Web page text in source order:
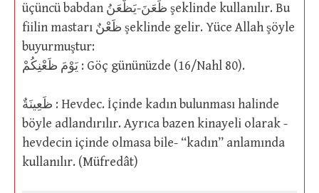
üçüncü babdan ظَعَنَ-يَظْعَنُ şeklinde kullanılır. Bu
fiilin mastarı ظَعْنٌ şeklinde gelir. Yüce Allah şöyle
buyurmuştur:
يَوْمَ ظَعْنِكُمْ : Göç gününüzde (16/Nahl 80).
ظَعِينَةٌ : Hevdec. İçinde kadın bulunması halinde
böyle adlandırılır. Ayrıca bazen kinayeli olarak -
hevdecin içinde olmasa bile- “kadın” anlamında
kullanılır. (Müfredât)